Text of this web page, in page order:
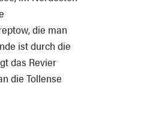
die man
ist durch die
das Revier
die Tollense